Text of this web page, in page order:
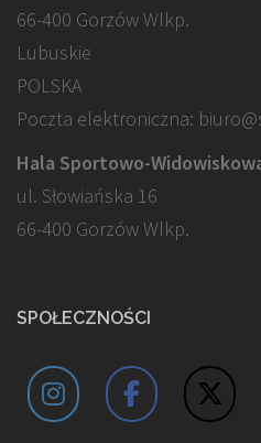
66-400 Gorzów Wlkp.
Lubuskie
POLSKA
Poczta elektroniczna:
Hala Sportowo-
ul. Słowiańska 16
66-400 Gorzów Wlkp.
SPOŁECZNOŚCI